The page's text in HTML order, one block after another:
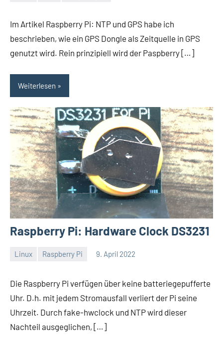
Im Artikel Raspberry Pi: NTP und GPS habe ich
beschrieben, wie ein GPS Dongle als Zeitquelle in GPS
genutzt wird. Rein prinzipiell wird der Paspberry […]
Weiterlesen
Raspberry Pi: Hardware Clock DS3231
Linux Raspberry Pi 9. April 2022
Die Raspberry Pi verfügen über keine batteriegepufferte
Uhr. D.h. mit jedem Stromausfall verliert der Pi seine
Uhrzeit. Durch fake-hwclock und NTP wird dieser
Nachteil ausgeglichen, […]